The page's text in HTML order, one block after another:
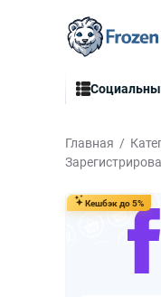
Главная
Кешбэк до 5%